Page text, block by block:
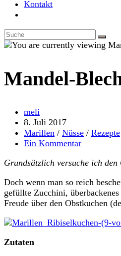
Kontakt
search
Mandel-
Beitrags-
Autor:
meli
Beitrag
veröffentlicht:
8. Juli 2017
Beitrags-
Kategorie:
Marillen / Nüsse / Rezepte
Beitrags-
Ein Kommentar
Grundsätzlich versuche ich
Doch wenn man so reich
gefüllte Zucchini,
Freude über den Obstkuchen
Zutaten